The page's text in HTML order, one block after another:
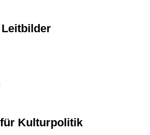
Kulturpolitik